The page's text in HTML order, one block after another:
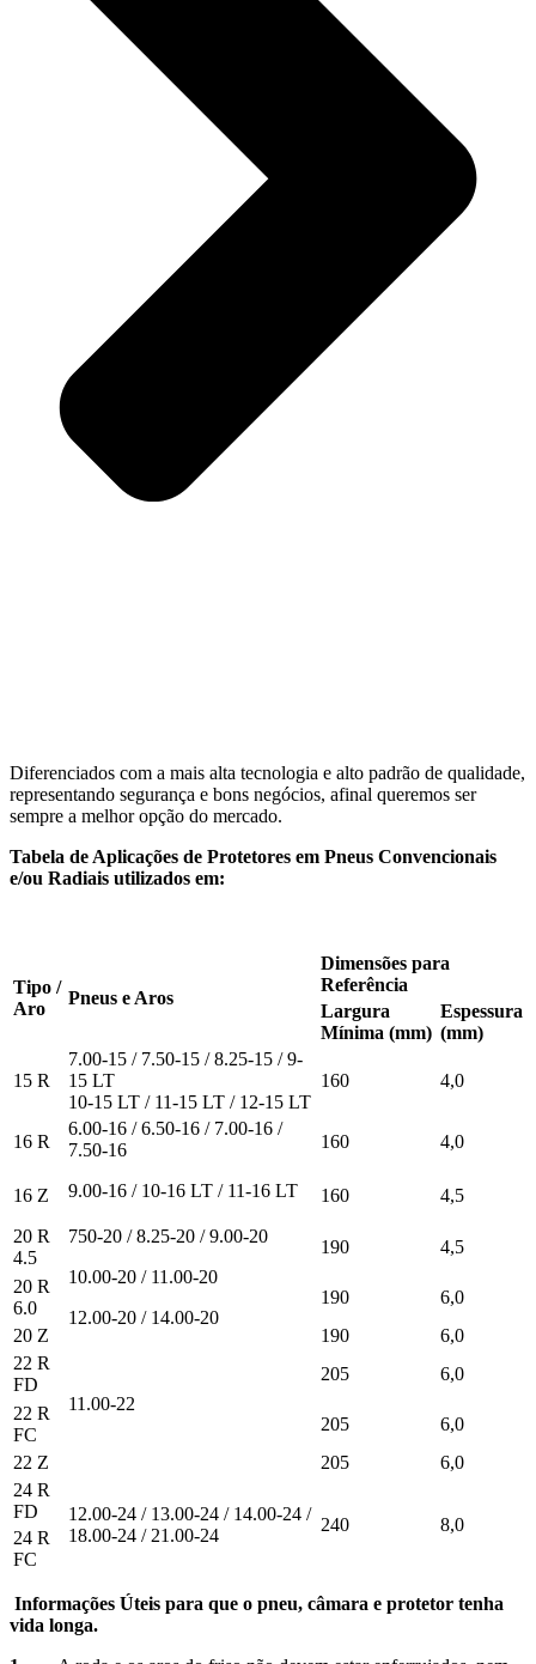
Diferenciados com a mais alta tecnologia e alto padrão de qualidade,
representando segurança e bons negócios, afinal queremos ser
sempre a melhor opção do mercado.
Tabela de Aplicações de Protetores em Pneus Convencionais
e/ou Radiais utilizados em:
Tipo /
Aro
Pneus e Aros
Dimensões para
Referência
Largura
Mínima (mm)
Espessura
(mm)
15 R
7.00-15 / 7.50-15 / 8.25-15 / 9-
15 LT
10-15 LT / 11-15 LT / 12-15 LT
160 4,0
16 R
6.00-16 / 6.50-16 / 7.00-16 /
7.50-16
9.00-16 / 10-16 LT / 11-16 LT
160 4,0
16 Z 160
4,5
20 R
4.5
750-20 / 8.25-20 / 9.00-20
10.00-20 / 11.00-20
12.00-20 / 14.00-20
190
4,5
20 R
6.0
190
6,0
20 Z
190
6,0
22 R
FD
11.00-22
205
6,0
22 R
FC
205
6,0
22 Z
205
6,0
24 R
FD
12.00-24 / 13.00-24 / 14.00-24 /
18.00-24 / 21.00-24
240 8,0
24 R
FC
Informações Úteis para que o pneu, câmara e protetor tenha
vida longa.